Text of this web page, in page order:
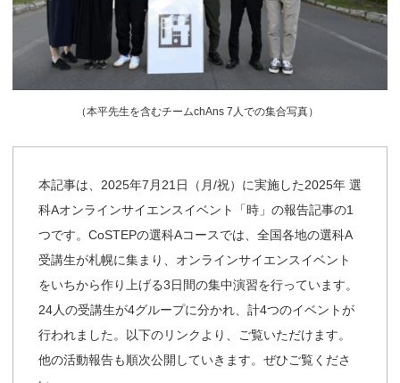
（本平先生を含むチームchAns 7人での集合写真）
本記事は、2025年7月21日（月/祝）に実施した2025年 選
科Aオンラインサイエンスイベント「時」の報告記事の1
つです。CoSTEPの選科Aコースでは、全国各地の選科A
受講生が札幌に集まり、オンラインサイエンスイベント
をいちから作り上げる3日間の集中演習を行っています。
24人の受講生が4グループに分かれ、計4つのイベントが
行われました。以下のリンクより、ご覧いただけます。
他の活動報告も順次公開していきます。ぜひご覧くださ